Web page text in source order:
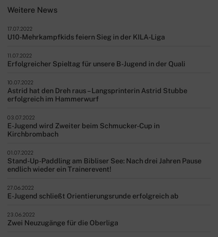
Weitere News
17.07.2022
U10-Mehrkampfkids feiern Sieg in der KILA-Liga
11.07.2022
Erfolgreicher Spieltag für unsere B-Jugend in der Quali
10.07.2022
Astrid hat den Dreh raus – Langsprinterin Astrid Stubbe
erfolgreich im Hammerwurf
03.07.2022
E-Jugend wird Zweiter beim Schmucker-Cup in
Kirchbrombach
01.07.2022
Stand-Up-Paddling am Bibliser See: Nach drei Jahren Pause
endlich wieder ein Trainerevent!
27.06.2022
E-Jugend schließt Orientierungsrunde erfolgreich ab
23.06.2022
Zwei Neuzugänge für die Oberliga